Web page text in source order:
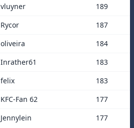
vluyner
189
Rycor
187
oliveira
184
Inrather61
183
felix
183
KFC-Fan 62
177
Jennylein 177